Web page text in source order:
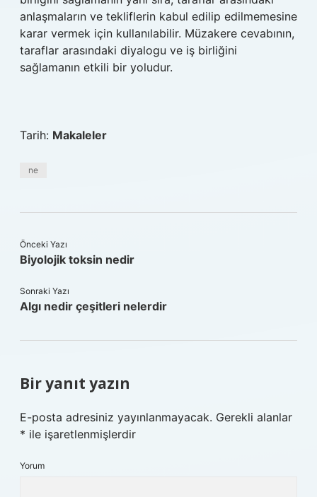
anlaşmaların ve tekliflerin kabul edilip edilmemesine
karar vermek için kullanılabilir. Müzakere cevabının,
taraflar arasındaki diyalogu ve iş birliğini
sağlamanın etkili bir yoludur.
Tarih: Makaleler
ne
Önceki Yazı
Biyolojik toksin nedir
Sonraki Yazı
Algı nedir çeşitleri nelerdir
Bir yanıt yazın
E-posta adresiniz yayınlanmayacak. Gerekli alanlar
* ile işaretlenmişlerdir
Yorum